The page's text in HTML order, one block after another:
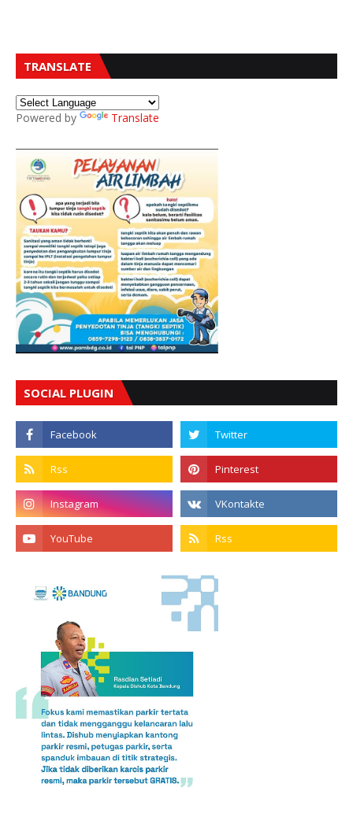
TRANSLATE
Powered by Translate
SOCIAL PLUGIN